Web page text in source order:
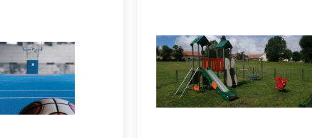
du marché, le
d’une technologie
ce dernier peut
vous protéger tout en
le confort nécessaire
sportif a besoin de
Les sols GrasSécurité offrent divers
avantages aux terrains privés et
aménagements publics. En
l'occurrence, la protection de la
pelouse en toute circonstance.
5432
0